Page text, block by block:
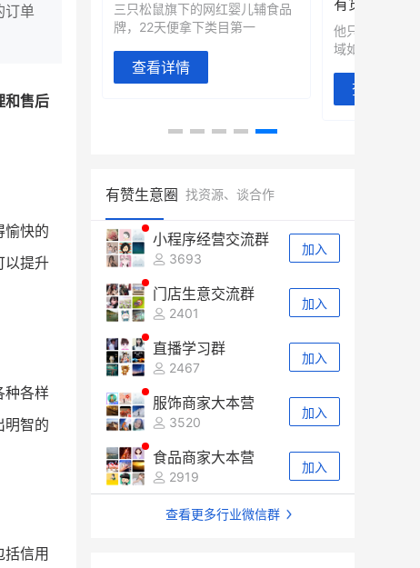
订单
和售后
愉快的
以提升
种各样
明智的
信用
白帝乳业
三只松鼠旗下的网红婴儿辅食品
牌，22天便拿下类目第一
查看详情
他只用7年做
域如何破局？
查看详情
有赞生意圈 找资源、谈合作
小程序经营交流群
3693
加入
门店生意交流群
2401
加入
直播学习群
2467
加入
服饰商家大本营
3520
加入
食品商家大本营
2919
加入
查看更多行业微信群